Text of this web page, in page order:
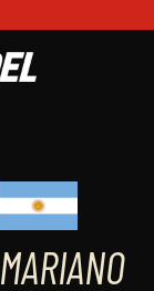
MARIANO